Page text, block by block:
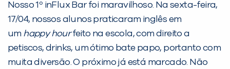
Nosso 1º inFlux Bar foi maravilhoso. Na sexta-feira,
17/04, nossos alunos praticaram inglês em
um happy hourfeito na escola, com direito a
petiscos, drinks, um ótimo bate papo, portanto com
muita diversão. O próximo já está marcado. Não
PEÇA UMA DEMONSTRAÇÃO DE MÉTODO